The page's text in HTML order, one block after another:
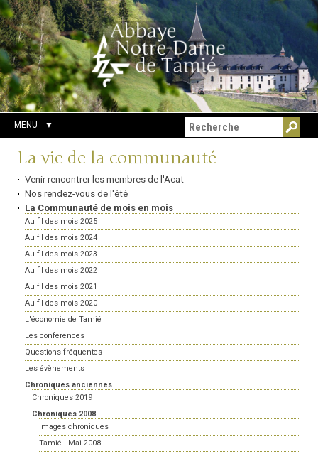
Aller
au
contenu.
|
Aller
à
la
navigation
Outils
personnels
Chercher par
Recherche
avancée…
MENU
Navigation
La vie de la communauté
Venir rencontrer les membres de l'Acat
Nos rendez-vous de l'été
La Communauté de mois en mois
Au fil des mois 2025
Au fil des mois 2024
Au fil des mois 2023
Au fil des mois 2022
Au fil des mois 2021
Au fil des mois 2020
L'économie de Tamié
Les conférences
Questions fréquentes
Les évènements
Chroniques anciennes
Chroniques 2019
Chroniques 2008
Images chroniques
Tamié - Mai 2008